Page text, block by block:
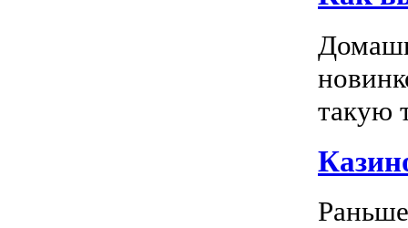
такую